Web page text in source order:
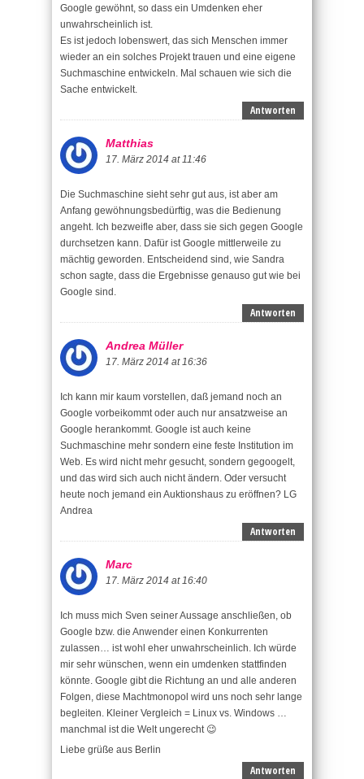
Google gewöhnt, so dass ein Umdenken eher
unwahrscheinlich ist.
Es ist jedoch lobenswert, das sich Menschen immer
wieder an ein solches Projekt trauen und eine eigene
Suchmaschine entwickeln. Mal schauen wie sich die
Sache entwickelt.
Antworten
Matthias
17. März 2014 at 11:46
Die Suchmaschine sieht sehr gut aus, ist aber am
Anfang gewöhnungsbedürftig, was die Bedienung
angeht. Ich bezweifle aber, dass sie sich gegen Google
durchsetzen kann. Dafür ist Google mittlerweile zu
mächtig geworden. Entscheidend sind, wie Sandra
schon sagte, dass die Ergebnisse genauso gut wie bei
Google sind.
Antworten
Andrea Müller
17. März 2014 at 16:36
Ich kann mir kaum vorstellen, daß jemand noch an
Google vorbeikommt oder auch nur ansatzweise an
Google herankommt. Google ist auch keine
Suchmaschine mehr sondern eine feste Institution im
Web. Es wird nicht mehr gesucht, sondern gegoogelt,
und das wird sich auch nicht ändern. Oder versucht
heute noch jemand ein Auktionshaus zu eröffnen? LG
Andrea
Antworten
Marc
17. März 2014 at 16:40
Ich muss mich Sven seiner Aussage anschließen, ob
Google bzw. die Anwender einen Konkurrenten
zulassen… ist wohl eher unwahrscheinlich. Ich würde
mir sehr wünschen, wenn ein umdenken stattfinden
könnte. Google gibt die Richtung an und alle anderen
Folgen, diese Machtmonopol wird uns noch sehr lange
begleiten. Kleiner Vergleich = Linux vs. Windows …
manchmal ist die Welt ungerecht 😉
Liebe grüße aus Berlin
Antworten